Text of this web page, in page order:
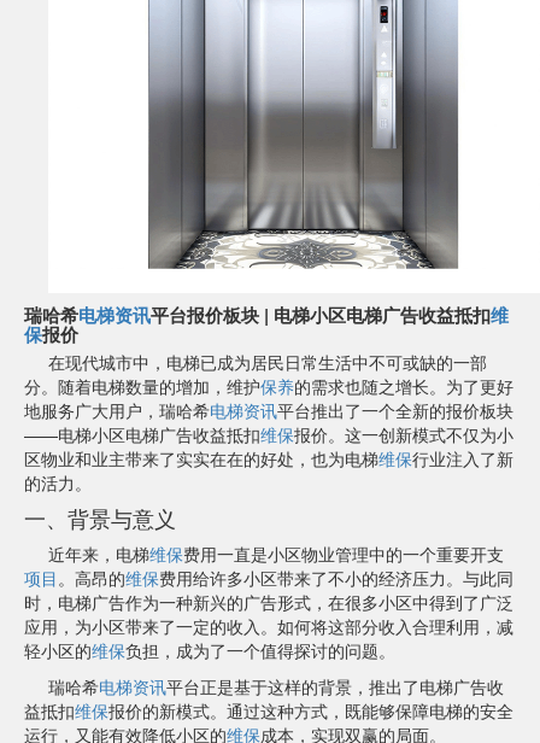
瑞哈希电梯资讯平台报价板块 | 电梯小区电梯广告收益抵扣维
保报价
在现代城市中，电梯已成为居民日常生活中不可或缺的一部
分。随着电梯数量的增加，维护保养的需求也随之增长。为了更好
地服务广大用户，瑞哈希电梯资讯平台推出了一个全新的报价板块
——电梯小区电梯广告收益抵扣维保报价。这一创新模式不仅为小
区物业和业主带来了实实在在的好处，也为电梯维保行业注入了新
的活力。
一、背景与意义
近年来，电梯维保费用一直是小区物业管理中的一个重要开支
项目 。高昂的维保费用给许多小区带来了不小的经济压力。与此同
时，电梯广告作为一种新兴的广告形式，在很多小区中得到了广泛
应用，为小区带来了一定的收入。如何将这部分收入合理利用，减
轻小区的维保负担，成为了一个值得探讨的问题。
瑞哈希电梯资讯平台正是基于这样的背景，推出了电梯广告收
益抵扣维保报价的新模式。通过这种方式，既能够保障电梯的安全
运行，又能有效降低小区的维保成本，实现双赢的局面。